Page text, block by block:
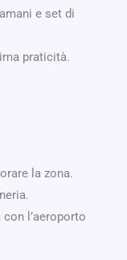
e set di
praticità.
la zona.
, con l’aeroporto